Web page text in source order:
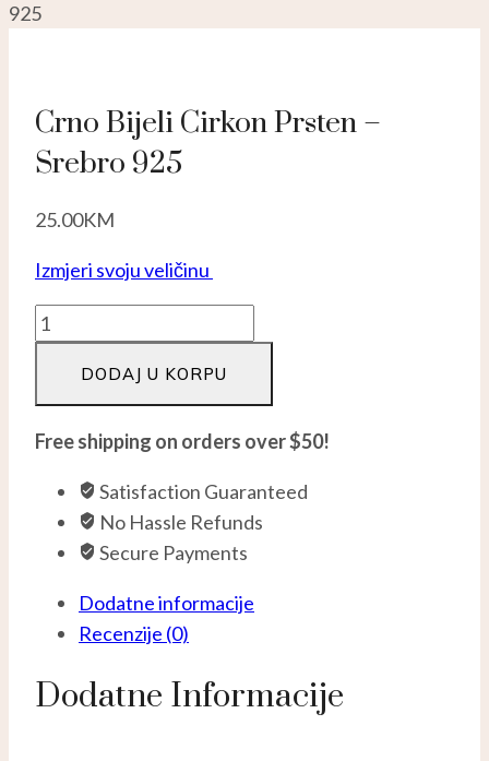
925
Crno Bijeli Cirkon Prsten –
Srebro 925
25.00KM
Izmjeri svoju veličinu
Crno
bijeli
cirkon
prsten
-
925
količina
DODAJ U KORPU
Free shipping on orders over $50!
Satisfaction Guaranteed
No Hassle Refunds
Secure Payments
Dodatne informacije
Recenzije (0)
Dodatne Informacije